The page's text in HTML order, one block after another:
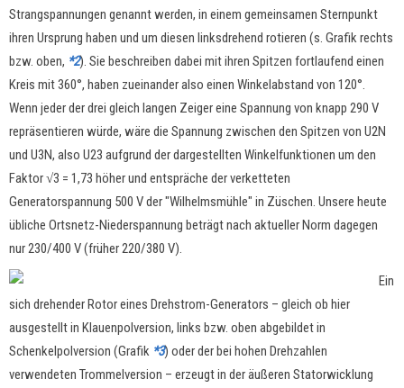
Strangspannungen genannt werden, in einem gemeinsamen Sternpunkt
ihren Ursprung haben und um diesen linksdrehend rotieren (s. Grafik rechts
bzw. oben, *2). Sie beschreiben dabei mit ihren Spitzen fortlaufend einen
Kreis mit 360°, haben zueinander also einen Winkelabstand von 120°.
Wenn jeder der drei gleich langen Zeiger eine Spannung von knapp 290 V
repräsentieren würde, wäre die Spannung zwischen den Spitzen von U2N
und U3N, also U23 aufgrund der dargestellten Winkelfunktionen um den
Faktor √3 = 1,73 höher und entspräche der verketteten
Generatorspannung 500 V der "Wilhelmsmühle" in Züschen. Unsere heute
übliche Ortsnetz-Niederspannung beträgt nach aktueller Norm dagegen
nur 230/400 V (früher 220/380 V).
Ein
sich drehender Rotor eines Drehstrom-Generators – gleich ob hier
ausgestellt in Klauenpolversion, links bzw. oben abgebildet in
Schenkelpolversion (Grafik *3) oder der bei hohen Drehzahlen
verwendeten Trommelversion – erzeugt in der äußeren Statorwicklung